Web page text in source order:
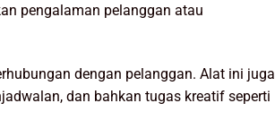
pengalaman pelanggan atau
dengan pelanggan. Alat ini juga
dan bahkan tugas kreatif seperti